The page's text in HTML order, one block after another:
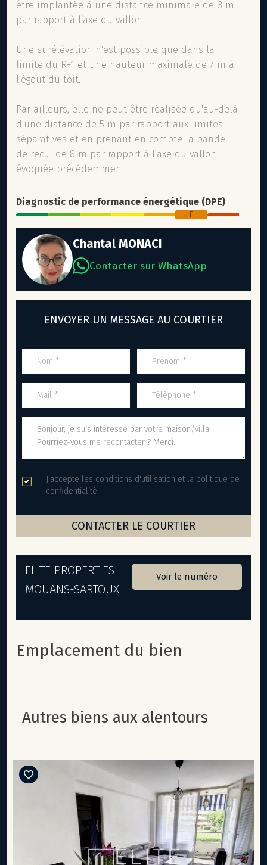
être implantée à une distance minimale de 8 m
par rapport à l’axe du vallon.
Une surélévation n'est possible que dans la
limite du R+1 et une hauteur maximale de 7 m à
l'égout du toit.
Par ailleurs, elle ne peut être réalisée qu'au-delà
d'une distance de 5 m par rapport aux limites
séparatives et en prenant en compte la bande
de recul de 8 m par rapport à l'axe du vallon
évoquée précédemment.
Diagnostic de performance énergétique (DPE)
F
Chantal MONACI
Contacter sur WhatsApp
ENVOYER UN MESSAGE AU COURTIER
J'accepte les conditions d'utilisation et la politique de
confidentialité
ELITE PROPERTIES
MOUANS-SARTOUX
Voir le numéro
Emplacement du bien
autres biens aux alentours